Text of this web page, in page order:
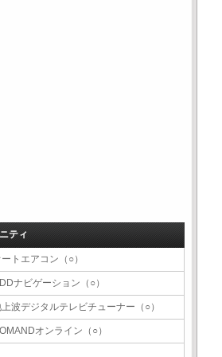
ティ
トエアコン（○）
ナビゲーション（○）
波デジタルテレビチューナー（○）
オンライン（○）